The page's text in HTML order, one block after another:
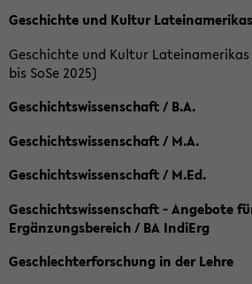
Geschichte und Kultur
Geschichte und Kultur
bis SoSe 2025)
Geschichtswissenschaft / B.A.
Geschichtswissenschaft / M.A.
Geschichtswissenschaft / M.Ed.
Geschichtswissenschaft - Angebote
Ergänzungsbereich / BA IndiErg
Geschlechterforschung in der Lehre